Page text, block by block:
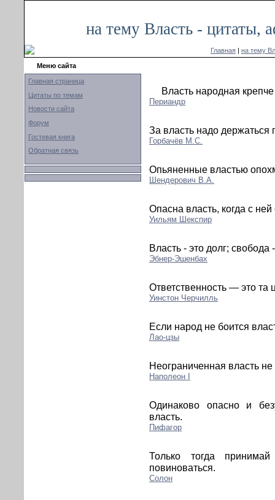
на тему Власть - цитаты,
Главная | на тему
Меню сайта
Главная страница
Цитаты по темам
Новости сайта
Форум
Гостевая книга
Обратная связь
Власть народная
Периандр
За власть надо держаться
Горбачёв М.С.
Опьяненные властью
Шендерович В.А.
Опасна власть, когда с
Уильям Шекспир
Власть - это долг; свобода
Эбнер-Эшенбах
Ответственность — это та
Уинстон Черчилль
Если народ не боится
Лао-цзы
Неограниченная власть
Наполеон I
Одинаково опасно и
власть.
Пифагор
Только тогда
повиноваться.
Солон